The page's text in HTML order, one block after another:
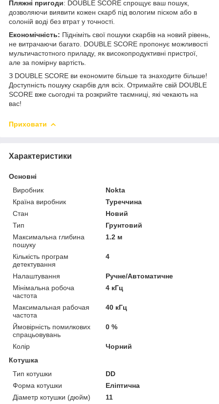
Пляжні пригоди: DOUBLE SCORE спрощує ваш пошук,
дозволяючи виявити кожен скарб під вологим піском або в
солоній воді без втрат у точності.
Економічність: Підніміть свої пошуки скарбів на новий рівень,
не витрачаючи багато. DOUBLE SCORE пропонує можливості
мультичастотного приладу, як високопродуктивні пристрої,
але за помірну вартість.
З DOUBLE SCORE ви економите більше та знаходите більше!
Доступність пошуку скарбів для всіх. Отримайте свій DOUBLE
SCORE вже сьогодні та розкрийте таємниці, які чекають на
вас!
Приховати
Характеристики
Основні
Виробник
Nokta
Країна виробник
Туреччина
Стан
Новий
Тип
Грунтовий
Максимальна глибина
пошуку
1.2 м
Кількість програм
детектування
4
Налаштування
Ручне/Автоматичне
Мінімальна робоча
частота
4 кГц
Максимальная рабочая
частота
40 кГц
Ймовірність помилкових
спрацьовувань
0 %
Колір
Чорний
Котушка
Тип котушки
DD
Форма котушки
Еліптична
Діаметр котушки (дюйм)
11